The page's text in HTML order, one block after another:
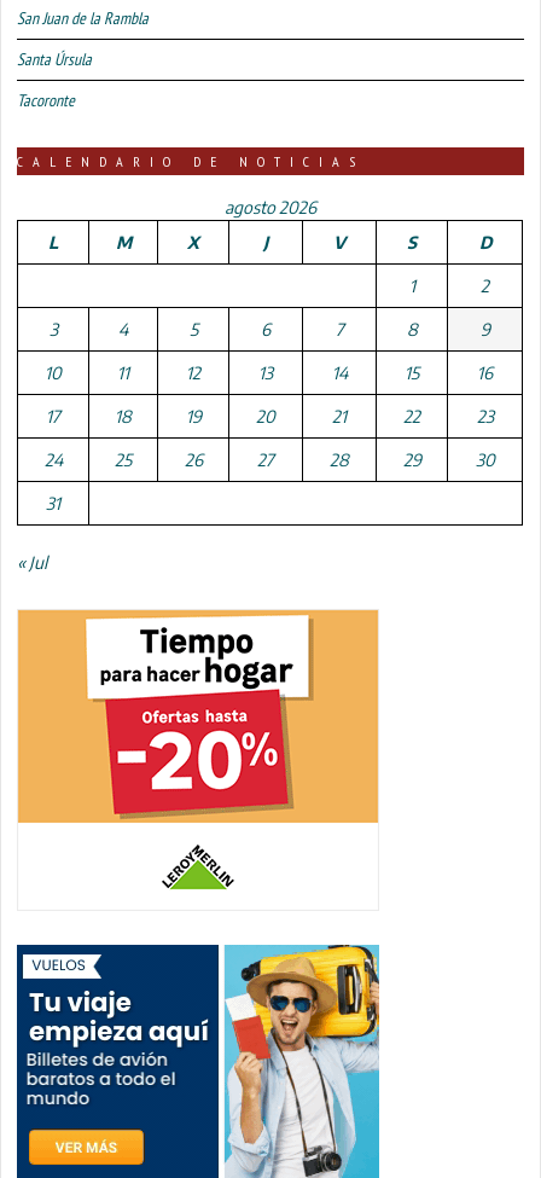
San Juan de la Rambla
Santa Úrsula
Tacoronte
CALENDARIO DE NOTICIAS
agosto 2026
L
M X J V S D
1 2
3 4 5 6 7 8 9
10 11 12 13 14 15 16
17 18 19 20 21 22 23
24 25 26 27 28 29 30
31
« Jul